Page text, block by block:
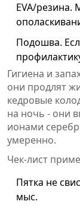
EVA/резина.
Подошва.
Гигиена и
они продлят
кедровые
на ночь - они
ионами
умеренно.
Чек-лист
Пятка не
мыс.